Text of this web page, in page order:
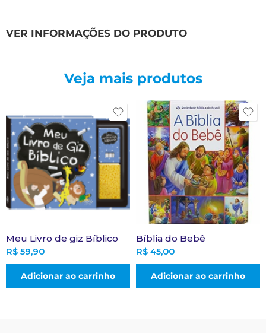
VER INFORMAÇÕES DO PRODUTO
Veja mais produtos
Meu Livro de giz Bíblico
R$ 59,90
Adicionar ao carrinho
Bíblia do Bebê
R$ 45,00
Adicionar ao carrinho